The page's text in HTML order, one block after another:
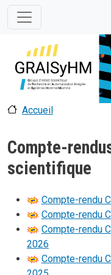
Aller au contenu principal
Accueil
Compte-
scientifique
Compte-rendu
Compte-rendu
Compte-rendu
2026
Compte-rendu